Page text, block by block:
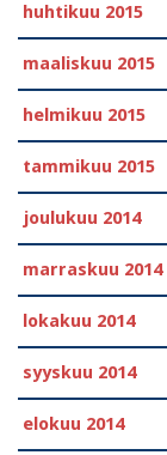
huhtikuu 2015
maaliskuu 2015
helmikuu 2015
tammikuu 2015
joulukuu 2014
marraskuu 2014
lokakuu 2014
syyskuu 2014
elokuu 2014